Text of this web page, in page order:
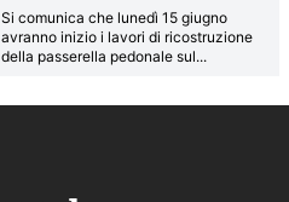
Si comunica che lunedì 15 giugno
avranno inizio i lavori di ricostruzione
della passerella pedonale sul...